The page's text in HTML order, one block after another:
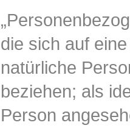
die sich auf
natürliche
beziehen; als
Person